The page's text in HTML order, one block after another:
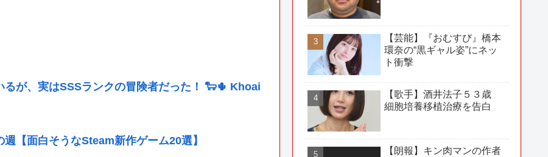
るが、実はSSSランクの冒険者だった！ 🐑🌵 Khoai
【面白そうなSteam新作ゲーム20選】
【芸能】『おむすび』橋本
環奈の“黒ギャル姿”にネッ
ト衝撃
【歌手】酒井法子５３歳
細胞培養移植治療を告白
【朗報】キン肉マンの作者